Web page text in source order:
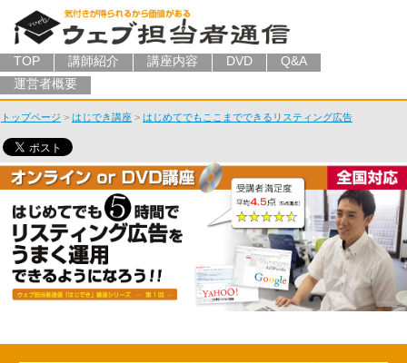
TOP 講師紹介 講座内容 DVD
Q&A
運営者概要
トップページ > はじでき講座 > はじめてでもここまでできるリスティング広告